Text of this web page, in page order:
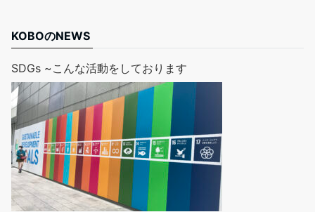
KOBOのNEWS
SDGs ~こんな活動をしております